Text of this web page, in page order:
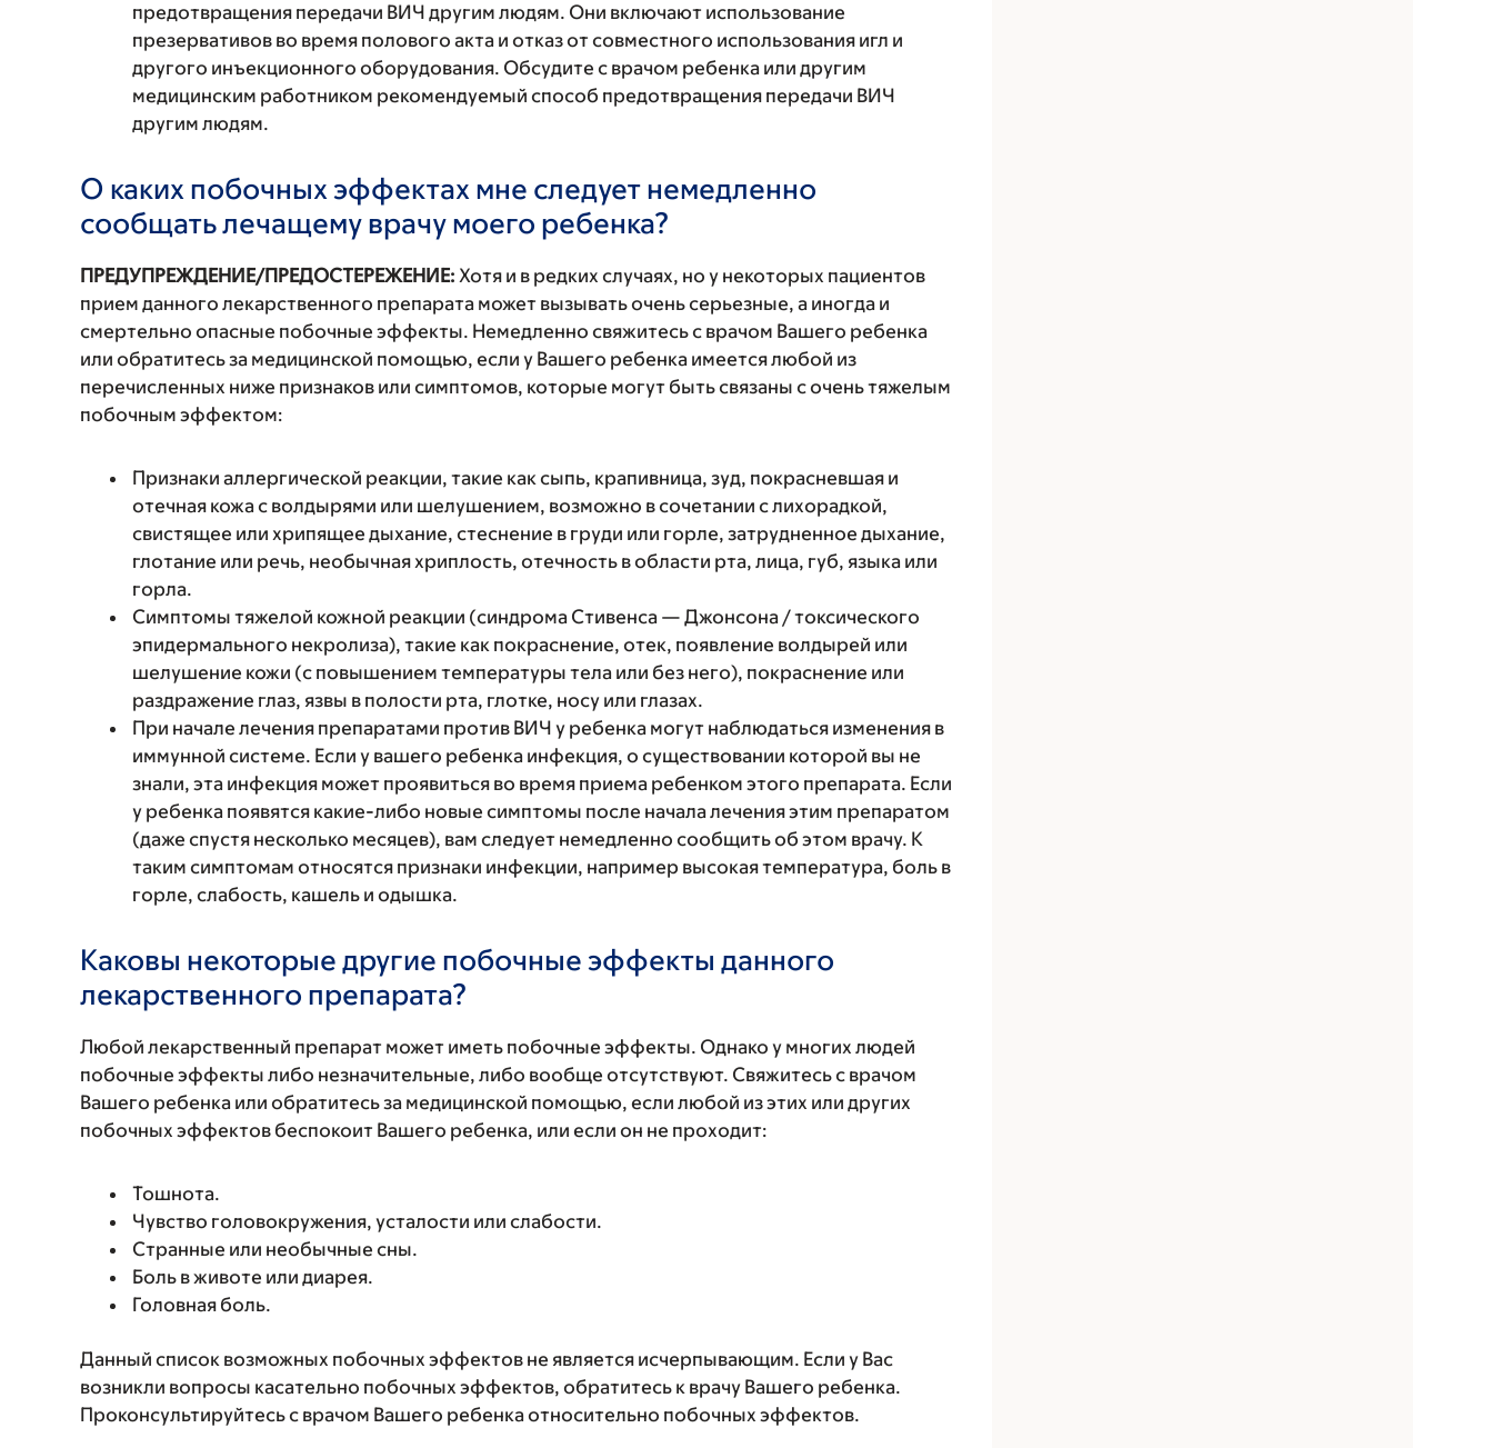
предотвращения передачи ВИЧ другим людям. Они включают использование
презервативов во время полового акта и отказ от совместного использования игл и
другого инъекционного оборудования. Обсудите с врачом ребенка или другим
медицинским работником рекомендуемый способ предотвращения передачи ВИЧ
другим людям.
О каких побочных эффектах мне следует немедленно
сообщать лечащему врачу моего ребенка?
ПРЕДУПРЕЖДЕНИЕ/ПРЕДОСТЕРЕЖЕНИЕ: Хотя и в редких случаях, но у некоторых пациентов
прием данного лекарственного препарата может вызывать очень серьезные, а иногда и
смертельно опасные побочные эффекты. Немедленно свяжитесь с врачом Вашего ребенка
или обратитесь за медицинской помощью, если у Вашего ребенка имеется любой из
перечисленных ниже признаков или симптомов, которые могут быть связаны с очень тяжелым
побочным эффектом:
Признаки аллергической реакции, такие как сыпь, крапивница, зуд, покрасневшая и
отечная кожа с волдырями или шелушением, возможно в сочетании с лихорадкой,
свистящее или хрипящее дыхание, стеснение в груди или горле, затрудненное дыхание,
глотание или речь, необычная хриплость, отечность в области рта, лица, губ, языка или
горла.
Симптомы тяжелой кожной реакции (синдрома Стивенса — Джонсона / токсического
эпидермального некролиза), такие как покраснение, отек, появление волдырей или
шелушение кожи (с повышением температуры тела или без него), покраснение или
раздражение глаз, язвы в полости рта, глотке, носу или глазах.
При начале лечения препаратами против ВИЧ у ребенка могут наблюдаться изменения в
иммунной системе. Если у вашего ребенка инфекция, о существовании которой вы не
знали, эта инфекция может проявиться во время приема ребенком этого препарата. Если
у ребенка появятся какие-либо новые симптомы после начала лечения этим препаратом
(даже спустя несколько месяцев), вам следует немедленно сообщить об этом врачу. К
таким симптомам относятся признаки инфекции, например высокая температура, боль в
горле, слабость, кашель и одышка.
Каковы некоторые другие побочные эффекты данного
лекарственного препарата?
Любой лекарственный препарат может иметь побочные эффекты. Однако у многих людей
побочные эффекты либо незначительные, либо вообще отсутствуют. Свяжитесь с врачом
Вашего ребенка или обратитесь за медицинской помощью, если любой из этих или других
побочных эффектов беспокоит Вашего ребенка, или если он не проходит:
Тошнота.
Чувство головокружения, усталости или слабости.
Странные или необычные сны.
Боль в животе или диарея.
Головная боль.
Данный список возможных побочных эффектов не является исчерпывающим. Если у Вас
возникли вопросы касательно побочных эффектов, обратитесь к врачу Вашего ребенка.
Проконсультируйтесь с врачом Вашего ребенка относительно побочных эффектов.